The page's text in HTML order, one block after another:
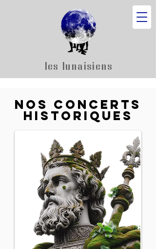
les lunaisiens
NOS CONCERTS
HISTORIQUES